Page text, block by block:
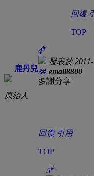
回復
TOP
鹿丹兒
原始人
4#
發表於
3# email8800
多謝分享
回復 引用
TOP
5#